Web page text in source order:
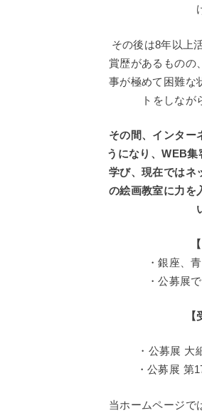
その後は8年以上
賞歴があるものの
事が極めて困難な
トをしなが
その間、インター
うになり、WEB集
学び、現在ではネ
の絵画教室に力を
・銀座、
・公募展
【
・公募展 大
・公募展 第
当ホームページで